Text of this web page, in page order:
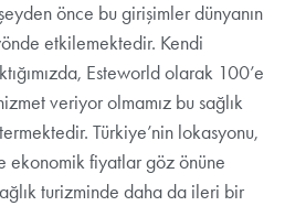
önce bu girişimler dünyanın
etkilemektedir. Kendi
Esteworld olarak 100’e
veriyor olmamız bu sağlık
Türkiye’nin lokasyonu,
ekonomik fiyatlar göz önüne
turizminde daha da ileri bir